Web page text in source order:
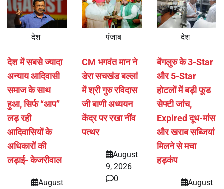
देश
देश में सबसे ज्यादा
अन्याय आदिवासी
समाज के साथ
हुआ, सिर्फ ‘‘आप’’
लड़ रही
आदिवासियों के
अधिकारों की
लड़ाई- केजरीवाल
August
पंजाब
CM भगवंत मान ने
डेरा सचखंड बल्लां
में श्री गुरु रविदास
जी बाणी अध्ययन
केंद्र पर रखा नींव
पत्थर
August
9, 2026
0
देश
बेंगलुरु के 3-Star
और 5-Star
होटलों में बड़ी फूड
सेफ्टी जांच,
Expired दूध-मांस
और खराब सब्जियां
मिलने से मचा
हड़कंप
August